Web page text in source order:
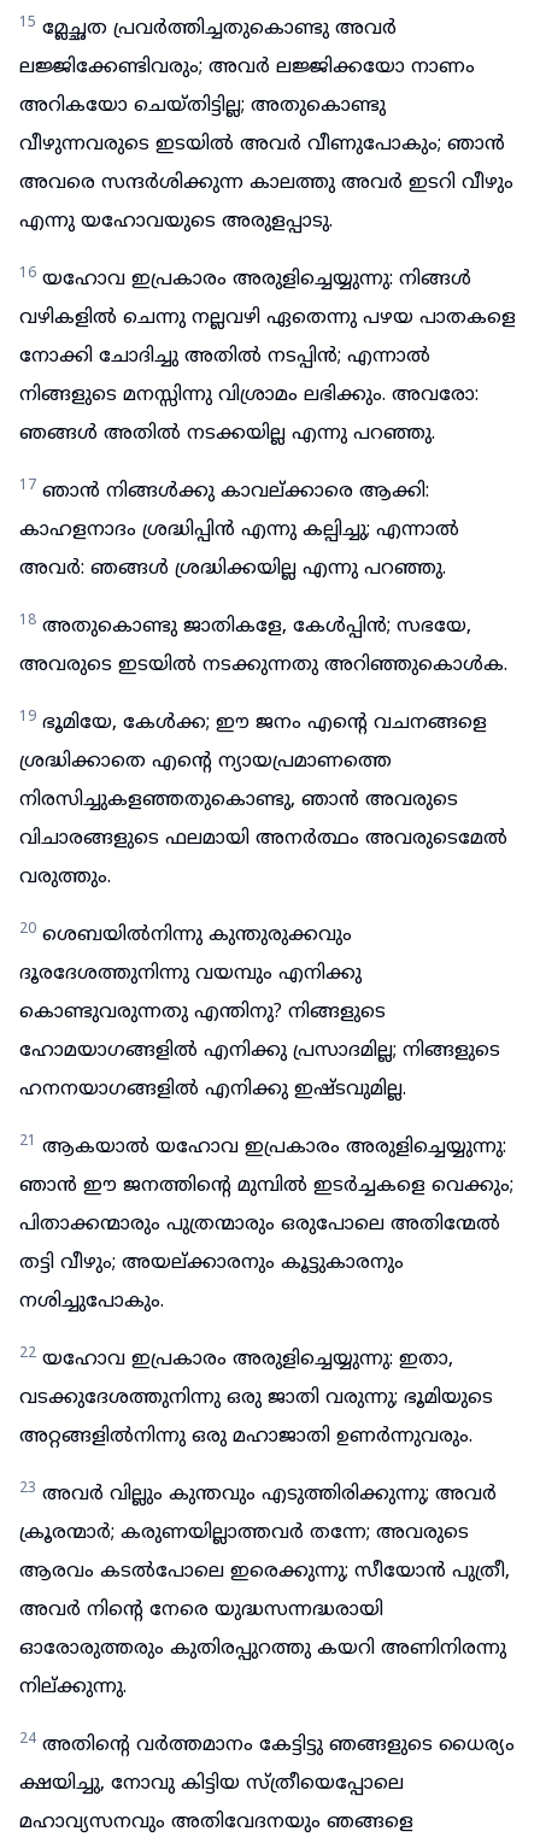
15 മ്ലേച്ഛത പ്രവർത്തിച്ചതുകൊണ്ടു അവർ
ലജ്ജിക്കേണ്ടിവരും; അവർ ലജ്ജിക്കയോ നാണം
അറികയോ ചെയ്തിട്ടില്ല; അതുകൊണ്ടു
വീഴുന്നവരുടെ ഇടയിൽ അവർ വീണുപോകും; ഞാൻ
അവരെ സന്ദർശിക്കുന്ന കാലത്തു അവർ ഇടറി വീഴും
എന്നു യഹോവയുടെ അരുളപ്പാടു.
16 യഹോവ ഇപ്രകാരം അരുളിച്ചെയ്യുന്നു: നിങ്ങൾ
വഴികളിൽ ചെന്നു നല്ലവഴി ഏതെന്നു പഴയ പാതകളെ
നോക്കി ചോദിച്ചു അതിൽ നടപ്പിൻ; എന്നാൽ
നിങ്ങളുടെ മനസ്സിന്നു വിശ്രാമം ലഭിക്കും. അവരോ:
ഞങ്ങൾ അതിൽ നടക്കയില്ല എന്നു പറഞ്ഞു.
17 ഞാൻ നിങ്ങൾക്കു കാവല്ക്കാരെ ആക്കി:
കാഹളനാദം ശ്രദ്ധിപ്പിൻ എന്നു കല്പിച്ചു; എന്നാൽ
അവർ: ഞങ്ങൾ ശ്രദ്ധിക്കയില്ല എന്നു പറഞ്ഞു.
18 അതുകൊണ്ടു ജാതികളേ, കേൾപ്പിൻ; സഭയേ,
അവരുടെ ഇടയിൽ നടക്കുന്നതു അറിഞ്ഞുകൊൾക.
19 ഭൂമിയേ, കേൾക്ക; ഈ ജനം എന്റെ വചനങ്ങളെ
ശ്രദ്ധിക്കാതെ എന്റെ ന്യായപ്രമാണത്തെ
നിരസിച്ചുകളഞ്ഞതുകൊണ്ടു, ഞാൻ അവരുടെ
വിചാരങ്ങളുടെ ഫലമായി അനർത്ഥം അവരുടെമേൽ
വരുത്തും.
20 ശെബയിൽനിന്നു കുന്തുരുക്കവും
ദൂരദേശത്തുനിന്നു വയമ്പും എനിക്കു
കൊണ്ടുവരുന്നതു എന്തിനു? നിങ്ങളുടെ
ഹോമയാഗങ്ങളിൽ എനിക്കു പ്രസാദമില്ല; നിങ്ങളുടെ
ഹനനയാഗങ്ങളിൽ എനിക്കു ഇഷ്ടവുമില്ല.
21 ആകയാൽ യഹോവ ഇപ്രകാരം അരുളിച്ചെയ്യുന്നു:
ഞാൻ ഈ ജനത്തിന്റെ മുമ്പിൽ ഇടർച്ചകളെ വെക്കും;
പിതാക്കന്മാരും പുത്രന്മാരും ഒരുപോലെ അതിന്മേൽ
തട്ടി വീഴും; അയല്ക്കാരനും കൂട്ടുകാരനും
നശിച്ചുപോകും.
22 യഹോവ ഇപ്രകാരം അരുളിച്ചെയ്യുന്നു: ഇതാ,
വടക്കുദേശത്തുനിന്നു ഒരു ജാതി വരുന്നു; ഭൂമിയുടെ
അറ്റങ്ങളിൽനിന്നു ഒരു മഹാജാതി ഉണർന്നുവരും.
23 അവർ വില്ലും കുന്തവും എടുത്തിരിക്കുന്നു; അവർ
ക്രൂരന്മാർ; കരുണയില്ലാത്തവർ തന്നേ; അവരുടെ
ആരവം കടൽപോലെ ഇരെക്കുന്നു; സീയോൻ പുത്രീ,
അവർ നിന്റെ നേരെ യുദ്ധസന്നദ്ധരായി
ഓരോരുത്തരും കുതിരപ്പുറത്തു കയറി അണിനിരന്നു
നില്ക്കുന്നു.
24 അതിന്റെ വർത്തമാനം കേട്ടിട്ടു ഞങ്ങളുടെ ധൈര്യം
ക്ഷയിച്ചു, നോവു കിട്ടിയ സ്ത്രീയെപ്പോലെ
മഹാവ്യസനവും അതിവേദനയും ഞങ്ങളെ